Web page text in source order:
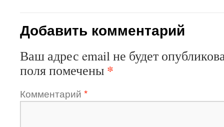
Добавить комментарий
Ваш адрес email не будет
поля помечены *
Комментарий *